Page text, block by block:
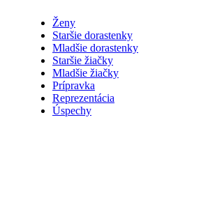
Ženy
Staršie dorastenky
Mladšie dorastenky
Staršie žiačky
Mladšie žiačky
Prípravka
Reprezentácia
Úspechy